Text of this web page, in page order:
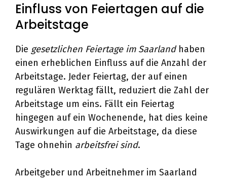
Einfluss von Feiertagen auf die
Arbeitstage
Die gesetzlichen Feiertage im Saarlandhaben
einen erheblichen Einfluss auf die Anzahl der
Arbeitstage. Jeder Feiertag, der auf einen
regulären Werktag fällt, reduziert die Zahl der
Arbeitstage um eins. Fällt ein Feiertag
hingegen auf ein Wochenende, hat dies keine
Auswirkungen auf die Arbeitstage, da diese
Tage ohnehin arbeitsfrei sind.
Arbeitgeber und Arbeitnehmer im Saarland